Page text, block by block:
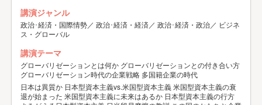
講演ジャンル
政治･経済・国際情勢／ 政治･経済・経済／ 政治･経済・政治／ ビジネ
ス・グローバル
講演テーマ
グローバリゼーションとは何か グローバリゼーションとの付き合い方
グローバリゼーション時代の企業戦略 多国籍企業の時代
日本は異質か 日本型資本主義vs.米国型資本主義 米国型資本主義の衰
退が始まった 米国型資本主義に未来はあるか 日本型資本主義の行方